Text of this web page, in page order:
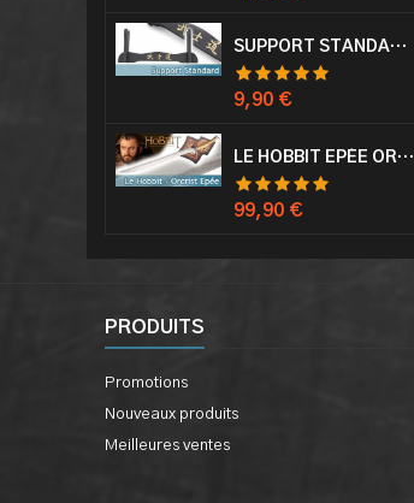
SUPPORT STANDARD KATANA EPÉE
Prix
9,90 €
LE HOBBIT EPÉE ORCRIST EPÉE DE THORIN SABRE + PLAQUE MURALE EN BOIS
Prix
99,90 €
PRODUITS
Promotions
Nouveaux produits
Meilleures ventes